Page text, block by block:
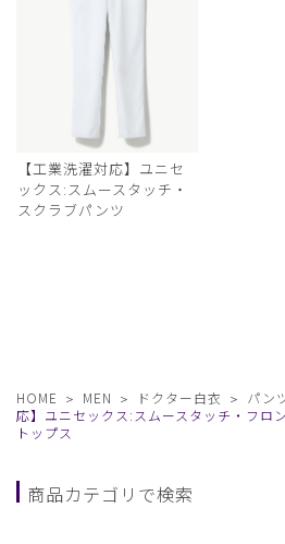
【工業洗濯対応】ユニセ
ックス:スムースタッチ・
スクラブパンツ
HOME MEN ドクター白衣 パン
応】ユニセックス:スムースタッチ・フロ
トップス
商品カテゴリで検索